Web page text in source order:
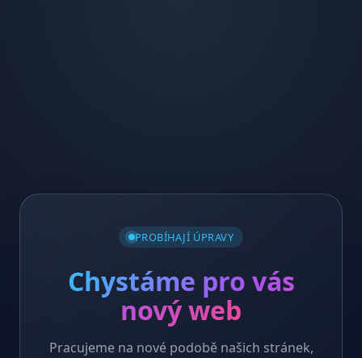
PROBÍHAJÍ ÚPRAVY
Chystáme pro vás
nový web
Pracujeme na nové podobě našich stránek,